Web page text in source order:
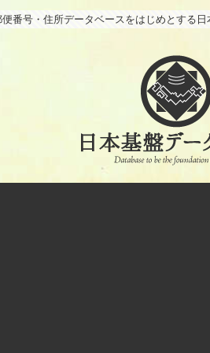
便番号・住所データベースをはじめとする